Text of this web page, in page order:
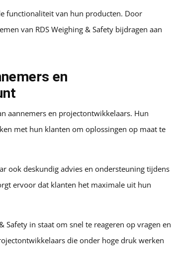
functionaliteit van hun producten. Door
van RDS Weighing & Safety bijdragen aan
en
aannemers en projectontwikkelaars. Hun
met hun klanten om oplossingen op maat te
ook deskundig advies en ondersteuning tijdens
ervoor dat klanten het maximale uit hun
Safety in staat om snel te reageren op vragen en
die onder hoge druk werken